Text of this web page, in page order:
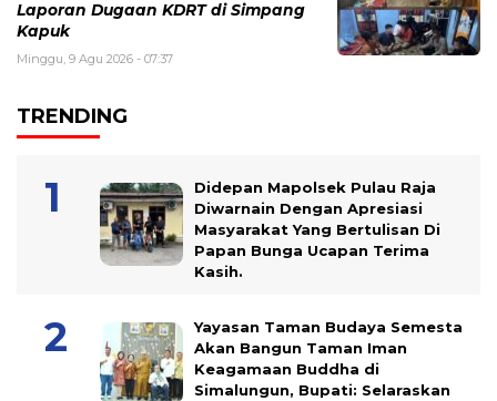
Laporan Dugaan KDRT di Simpang
Kapuk
Minggu, 9 Agu 2026 - 07:37
TRENDING
Didepan Mapolsek Pulau Raja
Diwarnain Dengan Apresiasi
Masyarakat Yang Bertulisan Di
Papan Bunga Ucapan Terima
Kasih.
Yayasan Taman Budaya Semesta
Akan Bangun Taman Iman
Keagamaan Buddha di
Simalungun, Bupati: Selaraskan